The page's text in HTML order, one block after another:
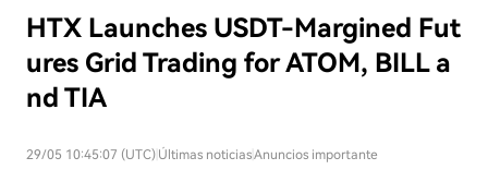
HTX Launches USDT-Margined Fut
ures Grid Trading for ATOM, BILL a
nd TIA
29/05 10:45:07 (UTC) Últimas noticiasAnuncios importante